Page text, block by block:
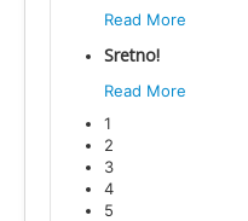
Read More
Sretno!
Read More
1
2
3
4
5